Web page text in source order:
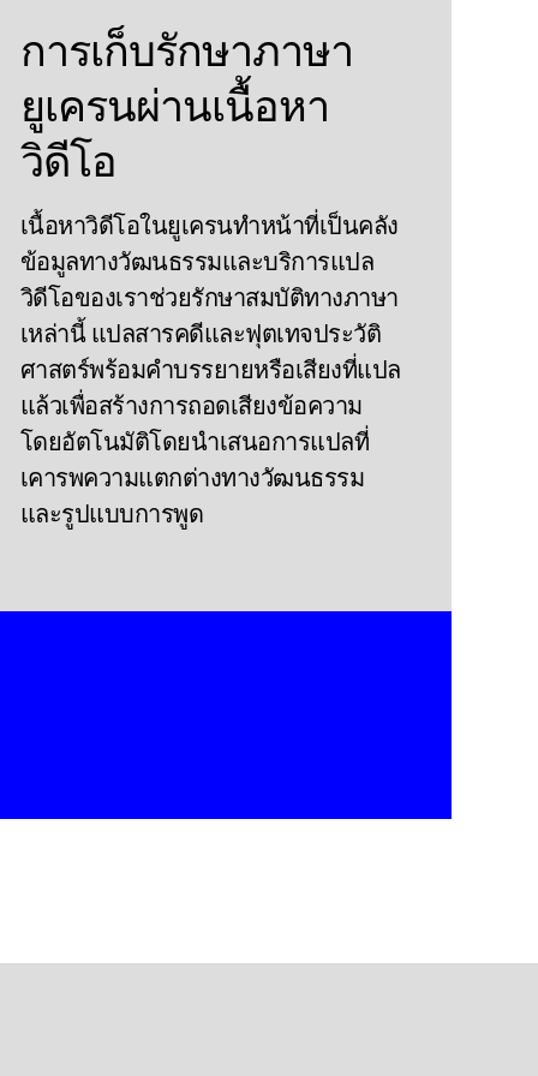
การเก็บรักษาภาษา
ยูเครนผ่านเนื้อหา
วิดีโอ
เนื้อหาวิดีโอในยูเครนทําหน้าที่เป็นคลัง
ข้อมูลทางวัฒนธรรมและบริการแปล
วิดีโอของเราช่วยรักษาสมบัติทางภาษา
เหล่านี้ แปลสารคดีและฟุตเทจประวัติ
ศาสตร์พร้อมคําบรรยายหรือเสียงที่แปล
แล้วเพื่อสร้างการถอดเสียงข้อความ
โดยอัตโนมัติโดยนําเสนอการแปลที่
เคารพความแตกต่างทางวัฒนธรรม
และรูปแบบการพูด